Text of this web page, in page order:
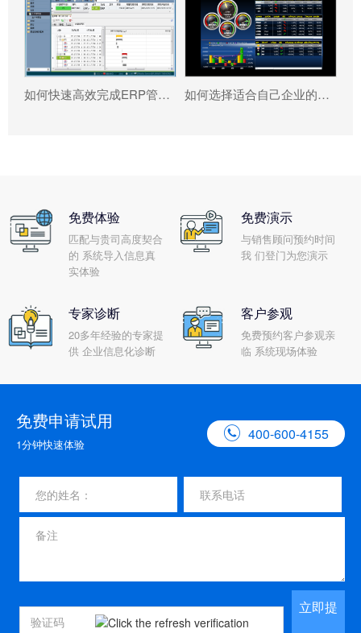
如何快速高效完成ERP管理系统配置? 如何选择适合自己企业的乐动平台网站登录入口_乐动（中国） ?
免费体验
匹配与贵司高度契合
的 系统导入信息真
实体验
免费演示
与销售顾问预约时间
我 们登门为您演示
专家诊断
20多年经验的专家提
供 企业信息化诊断
客户参观
免费预约客户参观亲
临 系统现场体验
免费申请试用
1分钟快速体验
 400-600-4155
立即提